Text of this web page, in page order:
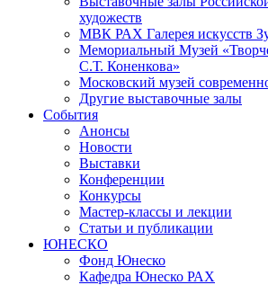
художеств
МВК РАХ Галерея искусств
Мемориальный Музей
С.Т. Коненкова»
Московский музей
Другие выставочные залы
События
Анонсы
Новости
Выставки
Конференции
Конкурсы
Мастер-классы и лекции
Статьи и публикации
ЮНЕСКО
Фонд Юнеско
Кафедра Юнеско РАХ